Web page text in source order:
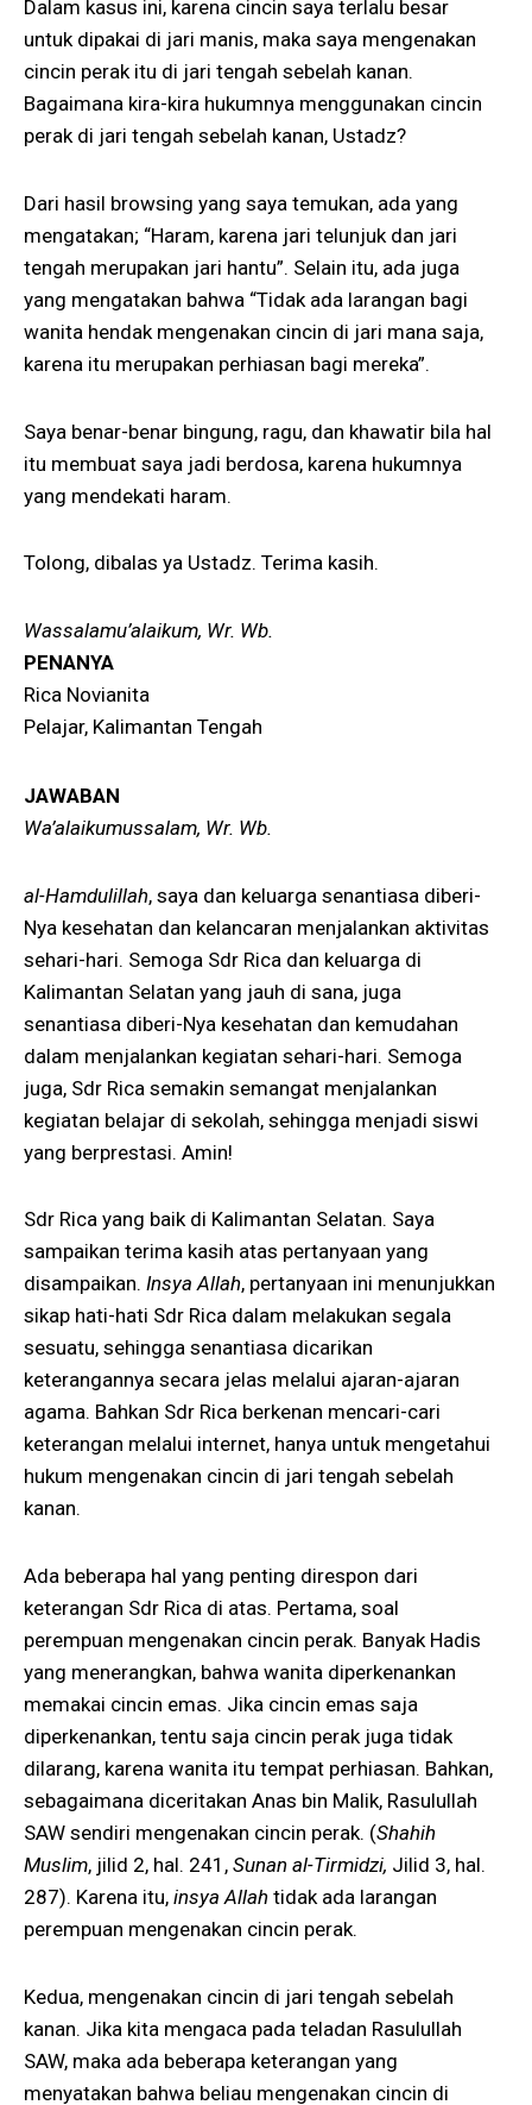
Dalam kasus ini, karena cincin saya terlalu besar
untuk dipakai di jari manis, maka saya mengenakan
cincin perak itu di jari tengah sebelah kanan.
Bagaimana kira-kira hukumnya menggunakan cincin
perak di jari tengah sebelah kanan, Ustadz?
Dari hasil browsing yang saya temukan, ada yang
mengatakan; “Haram, karena jari telunjuk dan jari
tengah merupakan jari hantu”. Selain itu, ada juga
yang mengatakan bahwa “Tidak ada larangan bagi
wanita hendak mengenakan cincin di jari mana saja,
karena itu merupakan perhiasan bagi mereka”.
Saya benar-benar bingung, ragu, dan khawatir bila hal
itu membuat saya jadi berdosa, karena hukumnya
yang mendekati haram.
Tolong, dibalas ya Ustadz. Terima kasih.
Wassalamu’alaikum, Wr. Wb.
PENANYA
Rica Novianita
Pelajar, Kalimantan Tengah
JAWABAN
Wa’alaikumussalam, Wr. Wb.
al-Hamdulillah, saya dan keluarga senantiasa diberi-
Nya kesehatan dan kelancaran menjalankan aktivitas
sehari-hari. Semoga Sdr Rica dan keluarga di
Kalimantan Selatan yang jauh di sana, juga
senantiasa diberi-Nya kesehatan dan kemudahan
dalam menjalankan kegiatan sehari-hari. Semoga
juga, Sdr Rica semakin semangat menjalankan
kegiatan belajar di sekolah, sehingga menjadi siswi
yang berprestasi. Amin!
Sdr Rica yang baik di Kalimantan Selatan. Saya
sampaikan terima kasih atas pertanyaan yang
disampaikan. Insya Allah, pertanyaan ini menunjukkan
sikap hati-hati Sdr Rica dalam melakukan segala
sesuatu, sehingga senantiasa dicarikan
keterangannya secara jelas melalui ajaran-ajaran
agama. Bahkan Sdr Rica berkenan mencari-cari
keterangan melalui internet, hanya untuk mengetahui
hukum mengenakan cincin di jari tengah sebelah
kanan.
Ada beberapa hal yang penting direspon dari
keterangan Sdr Rica di atas. Pertama, soal
perempuan mengenakan cincin perak. Banyak Hadis
yang menerangkan, bahwa wanita diperkenankan
memakai cincin emas. Jika cincin emas saja
diperkenankan, tentu saja cincin perak juga tidak
dilarang, karena wanita itu tempat perhiasan. Bahkan,
sebagaimana diceritakan Anas bin Malik, Rasulullah
SAW sendiri mengenakan cincin perak. (Shahih
Muslim, jilid 2, hal. 241, Sunan al-Tirmidzi, Jilid 3, hal.
287). Karena itu, insya Allah tidak ada larangan
perempuan mengenakan cincin perak.
Kedua, mengenakan cincin di jari tengah sebelah
kanan. Jika kita mengaca pada teladan Rasulullah
SAW, maka ada beberapa keterangan yang
menyatakan bahwa beliau mengenakan cincin di